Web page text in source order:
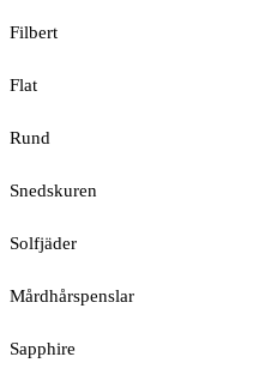
Filbert
Flat
Rund
Snedskuren
Solfjäder
Mårdhårspenslar
Sapphire